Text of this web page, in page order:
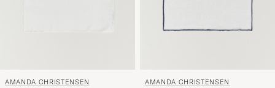
AMANDA CHRISTENSEN AMANDA CHRISTENSEN